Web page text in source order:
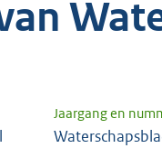
Jaargang en